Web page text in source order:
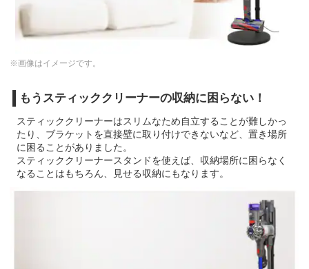
※画像はイメージです。
もうスティッククリーナーの収納に困らない！
スティッククリーナーはスリムなため自立することが難しかっ
たり、ブラケットを直接壁に取り付けできないなど、置き場所
に困ることがありました。
スティッククリーナースタンドを使えば、収納場所に困らなく
なることはもちろん、見せる収納にもなります。